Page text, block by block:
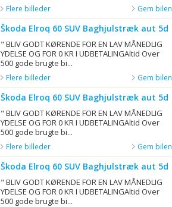
Gem bilen
Flere billeder
Škoda Elroq 60 SUV Baghjulstræk aut 5d
" BLIV GODT KØRENDE FOR EN LAV MÅNEDLIG
YDELSE OG FOR 0 KR I UDBETALINGAltid Over
500 gode brugte bi...
Gem bilen
Flere billeder
Škoda Elroq 60 SUV Baghjulstræk aut 5d
" BLIV GODT KØRENDE FOR EN LAV MÅNEDLIG
YDELSE OG FOR 0 KR I UDBETALINGAltid Over
500 gode brugte bi...
Gem bilen
Flere billeder
Škoda Elroq 60 SUV Baghjulstræk aut 5d
" BLIV GODT KØRENDE FOR EN LAV MÅNEDLIG
YDELSE OG FOR 0 KR I UDBETALINGAltid Over
500 gode brugte bi...